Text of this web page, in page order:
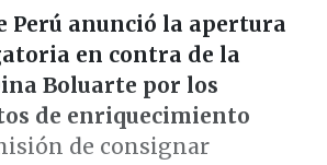
Perú anunció la apertura
en contra de la
Boluarte por los
de enriquecimiento
de consignar